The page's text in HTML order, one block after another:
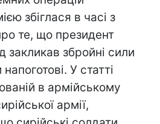
збіглася в часі з
те, що президент
закликав збройні сили
У статті
в армійському
армії,